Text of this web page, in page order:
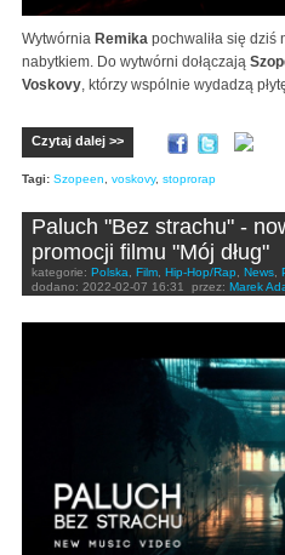
Wytwórnia Remika pochwaliła się dziś
nabytkiem. Do wytwórni dołączają
Voskovy, którzy wspólnie wydadzą
Czytaj dalej >>
Tagi: Szopeen voskovy, stoprorap
Paluch "Bez strachu" -
promocji filmu "Mój dług"
kategorie: Polska Film Hip-Hop/Rap News
dodano: 2022-02-07 16:31 przez: Marek